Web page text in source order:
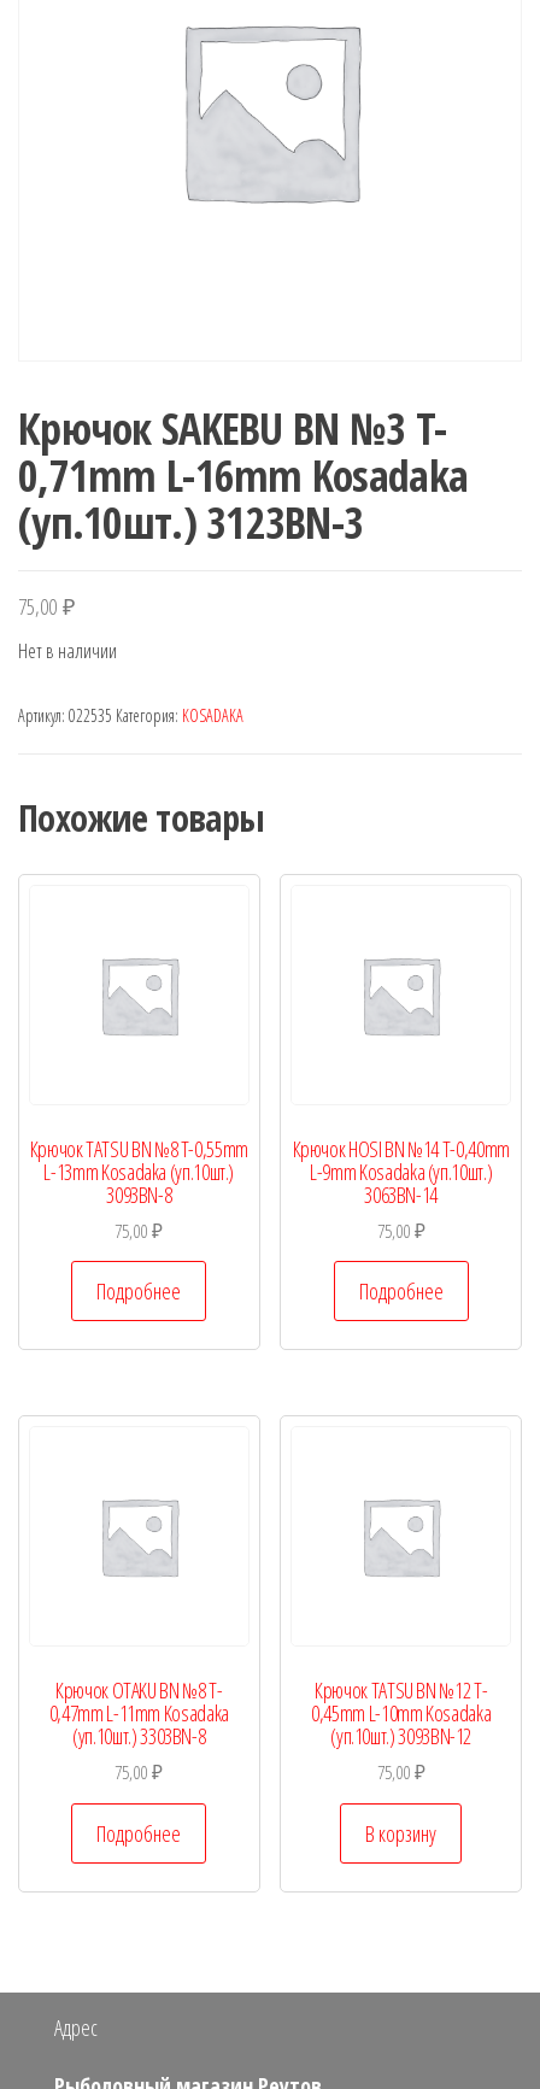
Крючок SAKEBU BN №3 T-
0,71mm L-16mm Kosadaka
(уп.10шт.) 3123BN-3
75,00 ₽
Нет в наличии
Артикул: 022535 Категория: KOSADAKA
Похожие товары
Крючок TATSU BN №8 T-0,55mm
L-13mm Kosadaka (уп.10шт.)
3093BN-8
75,00₽
Подробнее
Крючок HOSI BN №14 T-0,40mm
L-9mm Kosadaka (уп.10шт.)
3063BN-14
75,00₽
Подробнее
Крючок OTAKU BN №8 T-
0,47mm L-11mm Kosadaka
(уп.10шт.) 3303BN-8
75,00₽
Подробнее
Крючок TATSU BN №12 T-
0,45mm L-10mm Kosadaka
(уп.10шт.) 3093BN-12
75,00₽
В корзину
Адрес